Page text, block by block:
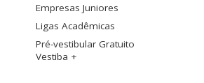
Empresas Juniores
Ligas Acadêmicas
Pré-vestibular Gratuito
Vestiba +